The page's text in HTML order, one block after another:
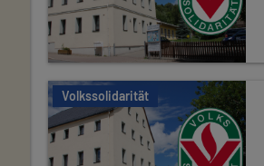
Volkssolidarität